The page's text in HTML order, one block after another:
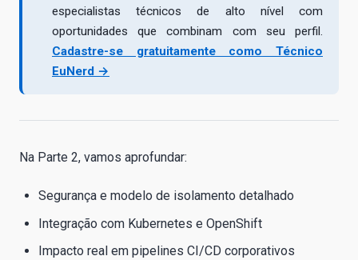
especialistas técnicos de alto nível com
oportunidades que combinam com seu perfil.
Cadastre-se gratuitamente como Técnico
EuNerd →
Na Parte 2, vamos aprofundar:
Segurança e modelo de isolamento detalhado
Integração com Kubernetes e OpenShift
Impacto real em pipelines CI/CD corporativos